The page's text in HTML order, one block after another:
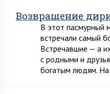
Возвращение
В этот пасмурный
встречали самый
Встречавшие — а
с родными и
богатым людям. На